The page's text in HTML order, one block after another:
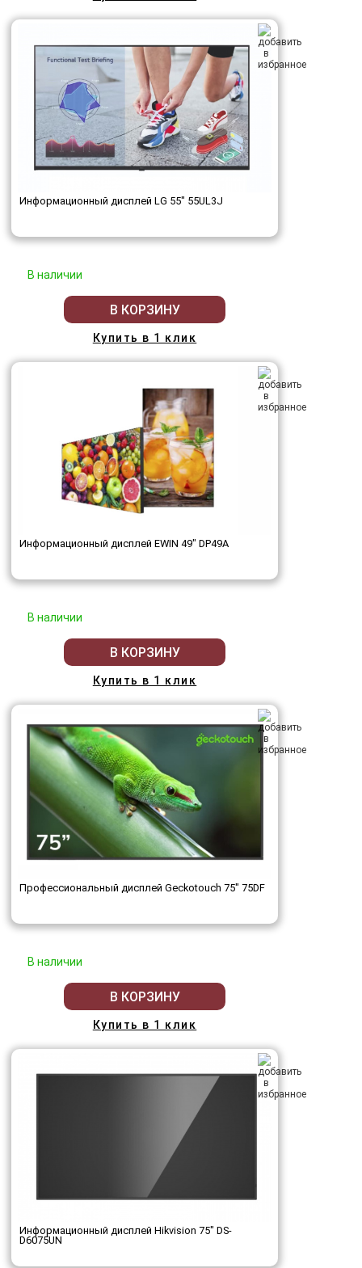
Информационный дисплей LG 55" 55UL3J
В наличии
В КОРЗИНУ
Купить в 1 клик
Информационный дисплей EWIN 49" DP49A
В наличии
В КОРЗИНУ
Купить в 1 клик
Профессиональный дисплей Geckotouch 75" 75DF
В наличии
В КОРЗИНУ
Купить в 1 клик
Информационный дисплей Hikvision 75" DS-
D6075UN